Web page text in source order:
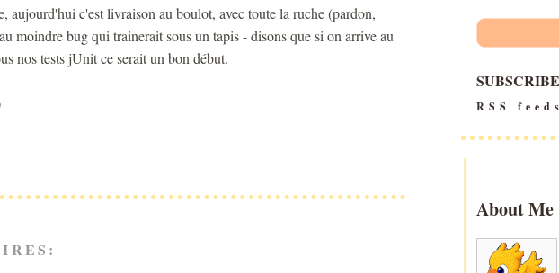
aujourd'hui c'est livraison au boulot, avec toute la ruche (pardon,
moindre bug qui trainerait sous un tapis - disons que si on arrive au
nos tests jUnit ce serait un bon début.
SUBSCRIBE
RSS
About Me